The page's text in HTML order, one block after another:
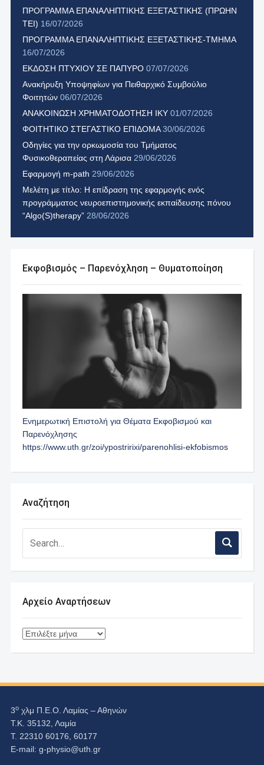
ΠΡΟΓΡΑΜΜΑ ΕΠΑΝΑΛΗΠΤΙΚΗΣ ΕΞΕΤΑΣΤΙΚΗΣ (ΠΡΩΗΝ
ΤΕΙ) 16/07/2026
ΠΡΟΓΡΑΜΜΑ ΕΠΑΝΑΛΗΠΤΙΚΗΣ ΕΞΕΤΑΣΤΙΚΗΣ-ΤΜΗΜΑ
16/07/2026
ΕΚΔΟΣΗ ΠΤΥΧΙΟΥ ΣΕ ΠΑΠΥΡΟ 07/07/2026
Ανακήρυξη Υποψηφίων για Πειθαρχικό Συμβούλιο
Φοιτητών 06/07/2026
ΑΝΑΚΟΙΝΩΣΗ ΧΡΗΜΑΤΟΔΟΤΗΣΗ ΙΚΥ 01/07/2026
ΦΟΙΤΗΤΙΚΟ ΣΤΕΓΑΣΤΙΚΟ ΕΠΙΔΟΜΑ 30/06/2026
Οδηγίες για την ορκωμοσία του Τμήματος
Φυσικοθεραπείας στη Λάρισα 29/06/2026
Εφαρμογή m-path 29/06/2026
Μελέτη με τίτλο: Η επίδραση της εφαρμογής ενός
προγράμματος νευροεπιστημονικής εκπαίδευσης πόνου
“Algo(S)therapy” 28/06/2026
Εκφοβισμός – Παρενόχληση – Θυματοποίηση
Ενημερωτική Επιστολή για Θέματα Εκφοβισμού και
Παρενόχλησης
https://www.uth.gr/zoi/ypostririxi/parenohlisi-ekfobismos
Αναζήτηση
Αρχείο Αναρτήσεων
Αρχείο
3οχλμ Π.Ε.Ο. Λαμίας – Αθηνών
Τ.Κ. 35132, Λαμία
Τ. 22310 60176, 60177
Ε-mail: g-physio@uth.gr